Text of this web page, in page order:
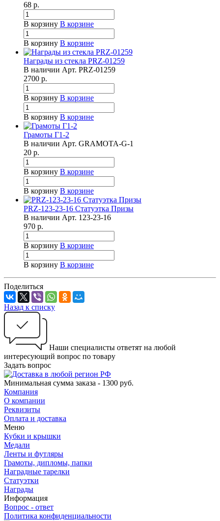
68 р.
В корзину В корзине
В корзину В корзине
Награды из стекла PRZ-01259
В наличии Арт. PRZ-01259
2700 р.
В корзину В корзине
В корзину В корзине
Грамоты Г1-2
В наличии Арт. GRAMOTA-G-1
20 р.
В корзину В корзине
В корзину В корзине
PRZ-123-23-16 Статуэтка Призы
В наличии Арт. 123-23-16
970 р.
В корзину В корзине
В корзину В корзине
Поделиться
Назад к списку
Наши специалисты ответят на любой
интересующий вопрос по товару
Задать вопрос
Минимальная сумма заказа - 1300 руб.
Компания
О компании
Реквизиты
Оплата и доставка
Меню
Кубки и крышки
Медали
Ленты и футляры
Грамоты, дипломы, папки
Наградные тарелки
Статуэтки
Награды
Информация
Вопрос - ответ
Политика конфиденциальности